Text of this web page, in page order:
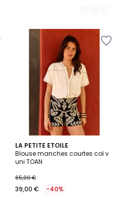
LA PETITE ETOILE
Blouse manches courtes col v
uni TOAN
65,00 €
39,00 € -40%